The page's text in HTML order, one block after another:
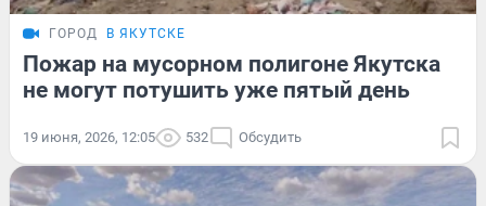
ГОРОД В ЯКУТСКЕ
Пожар на мусорном полигоне Якутска
не могут потушить уже пятый день
19 июня, 2026, 12:05 532 Обсудить